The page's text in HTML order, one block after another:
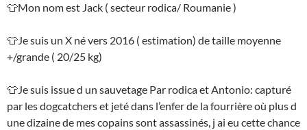
👕Mon nom est Jack ( secteur rodica/ Roumanie )
👕Je suis un X né vers 2016 ( estimation) de taille moyenne
+/grande ( 20/25 kg)
👕Je suis issue d un sauvetage Par rodica et Antonio: capturé
par les dogcatchers et jeté dans l’enfer de la fourrière où plus d
une dizaine de mes copains sont assassinés, j ai eu cette chance